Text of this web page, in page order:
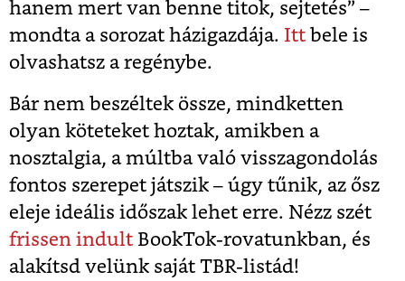
hanem mert van benne titok, sejtetés” –
mondta a sorozat házigazdája. Itt bele is
olvashatsz a regénybe.
Bár nem beszéltek össze, mindketten
olyan köteteket hoztak, amikben a
nosztalgia, a múltba való visszagondolás
fontos szerepet játszik – úgy tűnik, az ősz
eleje ideális időszak lehet erre. Nézz szét
frissen indult BookTok-rovatunkban, és
alakítsd velünk saját TBR-listád!